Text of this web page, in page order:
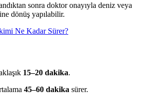
sonra doktor onayıyla deniz veya
dönüş yapılabilir.
Ne Kadar Sürer?
15–20 dakika.
45–60 dakika sürer.